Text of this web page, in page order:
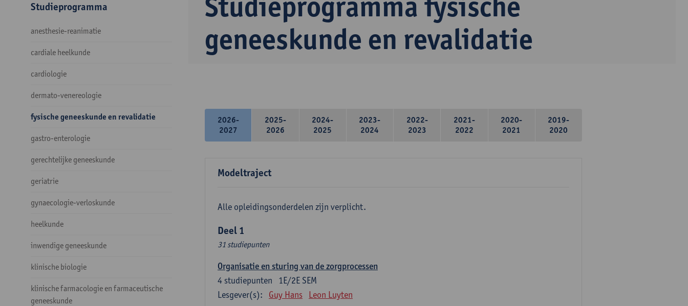
geneeskunde en revalidatie
Studieprogramma
anesthesie-reanimatie
cardiale heelkunde
cardiologie
dermato-venereologie
fysische geneeskunde en revalidatie
gastro-enterologie
gerechtelijke geneeskunde
geriatrie
gynaecologie-verloskunde
heelkunde
inwendige geneeskunde
klinische biologie
klinische farmacologie en farmaceutische
geneeskunde
2026-
2027
2025-
2026
2024-
2025
2023-
2024
2022-
2023
2021-
2022
2020-
2021
2019-
2020
Modeltraject
Alle opleidingsonderdelen zijn verplicht.
Deel 1
31 studiepunten
Organisatie en sturing van de zorgprocessen
1E/2E SEM
4 studiepunten
Lesgever(s):
Guy Hans Leon Luyten